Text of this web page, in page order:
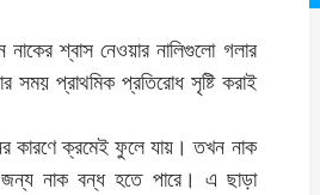
শ্বাস নেওয়ার নালিগুলো গলার
প্রাথমিক প্রতিরোধ সৃষ্টি করাই
কারণে ক্রমেই ফুলে যায়। তখন নাক
জন্য নাক বন্ধ হতে পারে। এ ছাড়া